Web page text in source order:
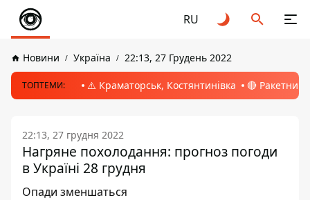
RU
Новини Україна 22:13, 27 Грудень 2022
ТОПТЕМИ: ⚠️ Краматорськ, Костянтинівка 🔴 Ракетний
22:13, 27 грудня 2022
Нагряне похолодання: прогноз погоди
в Україні 28 грудня
Опади зменшаться